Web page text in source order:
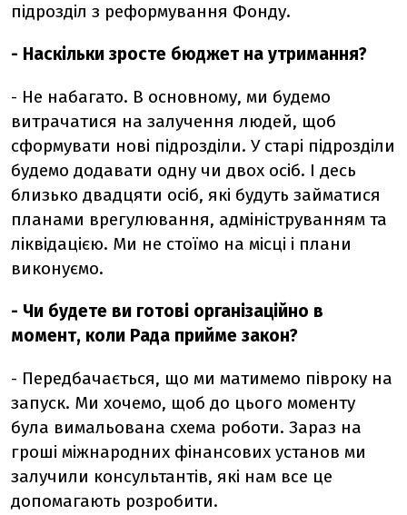
підрозділ з реформування Фонду.
- Наскільки зросте бюджет на утримання?
- Не набагато. В основному, ми будемо
витрачатися на залучення людей, щоб
сформувати нові підрозділи. У старі підрозділи
будемо додавати одну чи двох осіб. І десь
близько двадцяти осіб, які будуть займатися
планами врегулювання, адмініструванням та
ліквідацією. Ми не стоїмо на місці і плани
виконуємо.
- Чи будете ви готові організаційно в
момент, коли Рада прийме закон?
- Передбачається, що ми матимемо півроку на
запуск. Ми хочемо, щоб до цього моменту
була вимальована схема роботи. Зараз на
гроші міжнародних фінансових установ ми
залучили консультантів, які нам все це
допомагають розробити.